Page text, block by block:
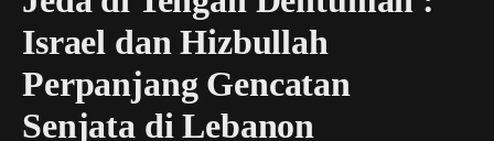
Israel dan Hizbullah
Perpanjang Gencatan
Senjata di Lebanon